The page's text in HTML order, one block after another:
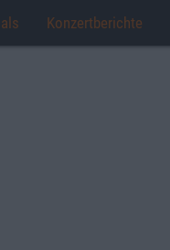
Konzertberichte